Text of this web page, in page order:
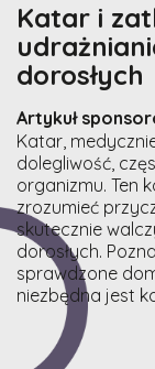
Katar i
dorosłych
Artykuł
Katar,
dolegliwość,
organizmu. Ten
zrozumieć
skutecznie
dorosłych.
sprawdzone
niezbędna jest